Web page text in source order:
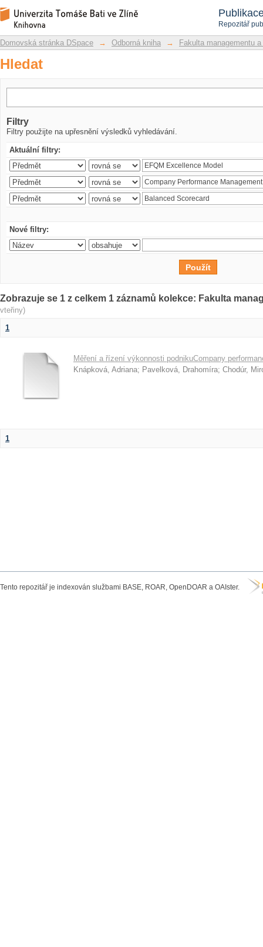
Repozitář
Hledat
Repozitář DSpace/Manakin
Domovská stránka DSpace → Odborná kniha → Fakulta managementu
Hledat
Filtry
Filtry použijte na upřesnění výsledků vyhledávání.
Aktuální filtry:
Nové filtry:
Zobrazuje se 1 z celkem 1 záznamů kolekce: Fakulta
vteřiny)
1
Měření a řízení výkonnosti podnikuCompany
Knápková, Adriana; Pavelková, Drahomíra; Chodúr,
1
Tento repozitář je indexován službami BASE, ROAR, OpenDOAR a OAIster.